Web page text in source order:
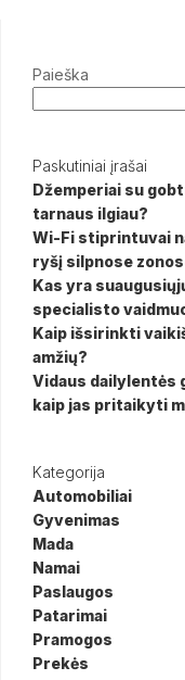
Paieška
Paskutiniai įrašai
Džemperiai su
tarnaus ilgiau?
Wi-Fi stiprintuvai
ryšį silpnose
Kas yra
specialisto
Kaip išsirinkti
amžių?
Vidaus dailylentės
kaip jas pritaikyti
Kategorija
Automobiliai
Gyvenimas
Mada
Namai
Paslaugos
Patarimai
Pramogos
Prekės